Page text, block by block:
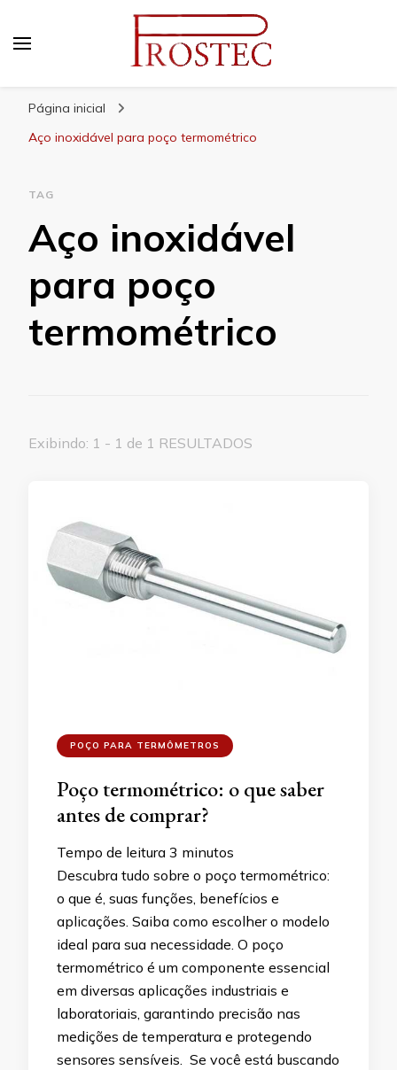
Página inicial
Aço inoxidável para poço termométrico
TAG
Aço inoxidável
para poço
termométrico
Exibindo: 1 - 1 de 1 RESULTADOS
POÇO PARA TERMÔMETROS
Poço termométrico: o que saber
antes de comprar?
Tempo de leitura 3 minutos
Descubra tudo sobre o poço termométrico:
o que é, suas funções, benefícios e
aplicações. Saiba como escolher o modelo
ideal para sua necessidade. O poço
termométrico é um componente essencial
em diversas aplicações industriais e
laboratoriais, garantindo precisão nas
medições de temperatura e protegendo
sensores sensíveis. Se você está buscando